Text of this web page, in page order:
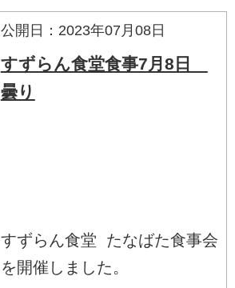
公開日：2023年07月08日
すずらん食堂食事7月8日
曇り
すずらん食堂 たなばた食事会
を開催しました。